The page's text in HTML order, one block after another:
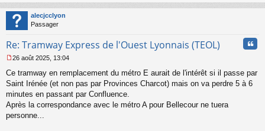
u
au
alecjcclyon
Passager
Re: Tramway Express de l'Ouest Lyonnais (TEOL)
e
s
s
g
e
26 août 2025, 13:04
Ce tramway en remplacement du métro E aurait de l'intérêt si il passe par
Saint Irénée (et non pas par Provinces Charcot) mais on va perdre 5 à 6
minutes en passant par Confluence.
Après la correspondance avec le métro A pour Bellecour ne tuera
personne...